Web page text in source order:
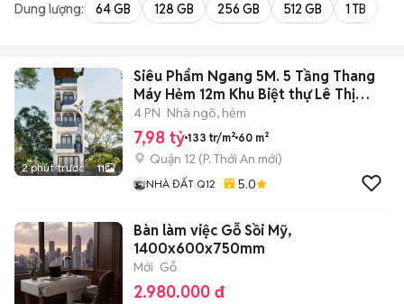
Dung lượng: 64 GB 128 GB 256 GB 512 GB 1 TB
2 phút trước 11
Siêu Phẩm Ngang 5M. 5 Tầng Thang
Máy Hẻm 12m Khu Biệt thự Lê Thị
Riêng
4 PN Nhà ngõ, hẻm
7,98 tỷ 133 tr/m² 60 m²
Quận 12 (P. Thới An mới)
NHÀ ĐẤT Q12 5.0
Bàn làm việc Gỗ Sồi Mỹ,
1400x600x750mm
Mới Gỗ
2.980.000 đ